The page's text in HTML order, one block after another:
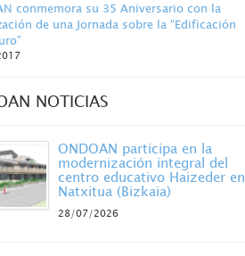
conmemora su 35 Aniversario con la
de una Jornada sobre la “Edificación
NOTICIAS
ONDOAN participa en la
modernización integral del
centro educativo Haizeder en
Natxitua (Bizkaia)
28/07/2026